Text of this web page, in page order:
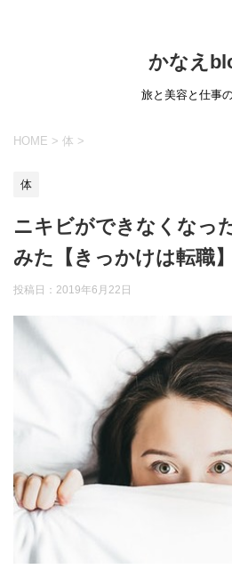
かなえ
旅と美容と仕事
HOME > 体 >
体
ニキビができなくなっ
みた【きっかけは転職】
投稿日： 2019年6月22日